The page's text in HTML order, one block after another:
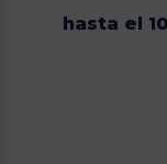
hasta el